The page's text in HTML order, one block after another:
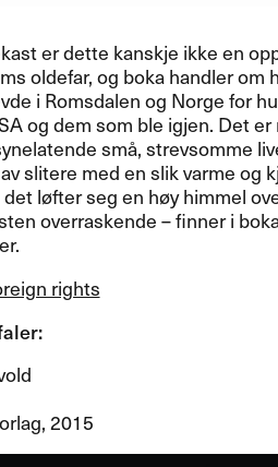
er dette kanskje ikke en
oldefar, og boka handler
i Romsdalen og Norge for
og dem som ble igjen. Det er
sm​å​, strevsomme
slitere med en slik varme
l​ø​fter seg en h​ø​y himmel
overraskende ​– finner i
rights
2015